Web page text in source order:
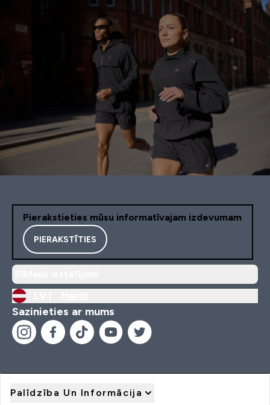
Pierakstieties mūsu informatīvajam izdevumam
PIERAKSTĪTIES
Sazinieties ar mums
Palīdzība Un Informācija